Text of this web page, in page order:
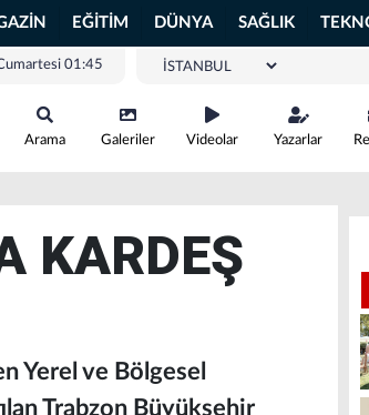
EĞİTİM DÜNYA SAĞLIK
01:45
Arama Galeriler Videolar Yazarlar
KARDEŞ
Yerel ve Bölgesel
Trabzon Büyükşehir